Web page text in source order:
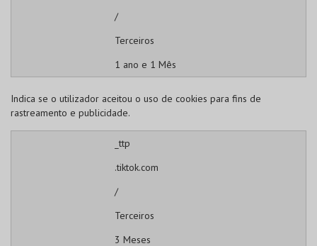
/
Terceiros
1 ano e 1 Mês
Indica se o utilizador aceitou o uso de cookies para fins de
rastreamento e publicidade.
_ttp
.tiktok.com
/
Terceiros
3 Meses